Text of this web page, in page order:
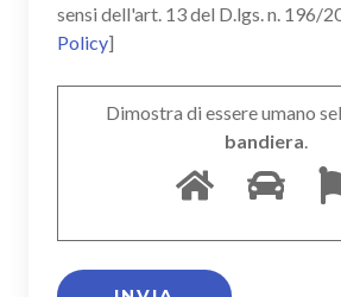
sensi dell'art. 13 del D.lgs. n. 196/
Policy]
Dimostra di essere umano
bandiera.